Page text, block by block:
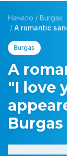
Начало / Burgas
/ A romantic
Burgas
A
"I love
Burgas